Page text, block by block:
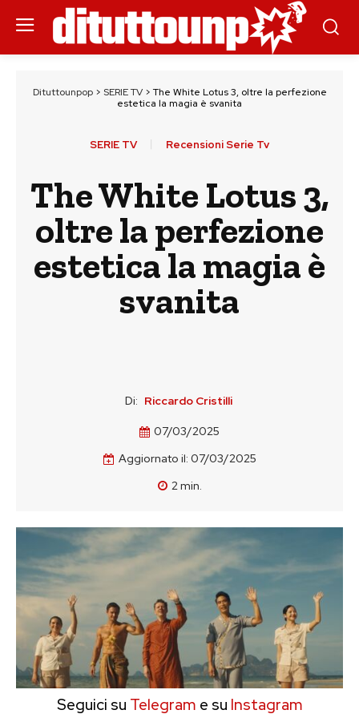
Dituttounpop> SERIE TV> The White Lotus 3, oltre la perfezione
estetica la magia è svanita
SERIE TV Recensioni Serie Tv
The White Lotus 3,
oltre la perfezione
estetica la magia è
svanita
Di: Riccardo Cristilli
07/03/2025
Aggiornato il: 07/03/2025
2min.
Seguici su Telegram e su Instagram